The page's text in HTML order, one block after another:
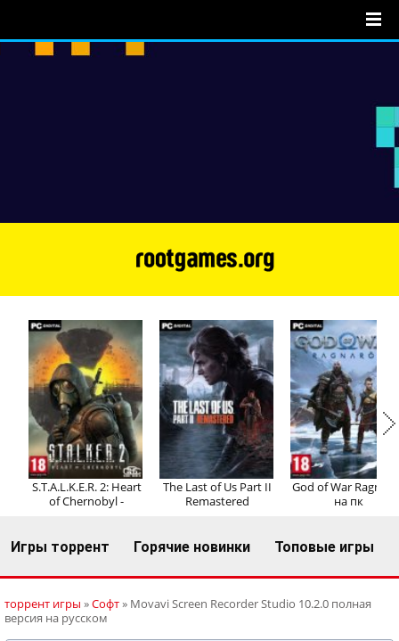
Регистрация Вход
S.T.A.L.K.E.R. 2: Heart
of Chernobyl -
The Last of Us Part II
Remastered
God of War
на пк
Игры торрент Горячие новинки Топовые игры
торрент игры »Софт» Movavi Screen Recorder Studio 10.2.0 полная
версия на русском